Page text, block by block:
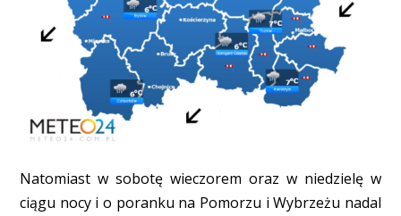
Natomiast w sobotę wieczorem oraz w niedzielę w
ciągu nocy i o poranku na Pomorzu i Wybrzeżu nadal